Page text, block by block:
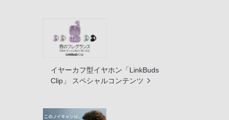
イヤーカフ型イヤホン「LinkBuds
Clip」 スペシャルコンテンツ